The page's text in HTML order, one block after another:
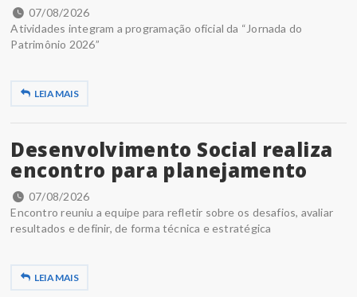
07/08/2026
Atividades integram a programação oficial da “Jornada do
Patrimônio 2026”
LEIA MAIS
Desenvolvimento Social realiza
encontro para planejamento
07/08/2026
Encontro reuniu a equipe para refletir sobre os desafios, avaliar
resultados e definir, de forma técnica e estratégica
LEIA MAIS